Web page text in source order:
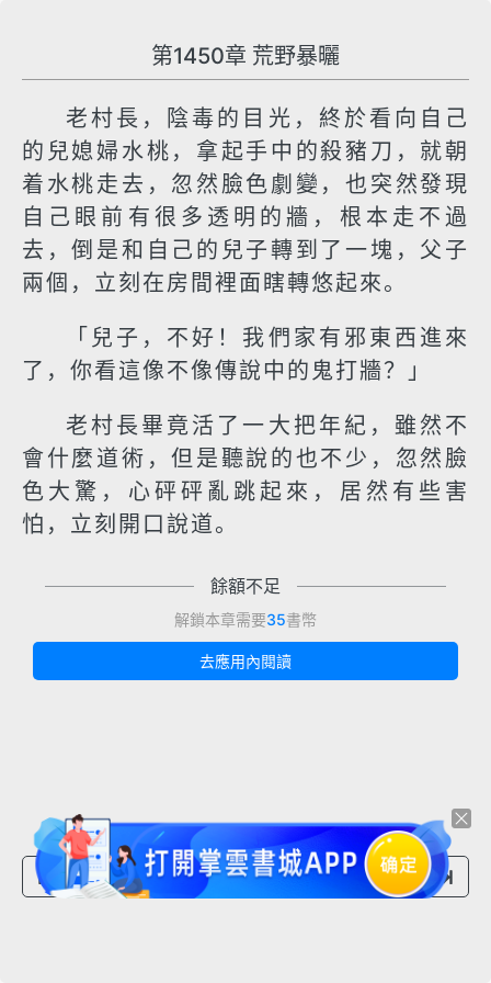
第1450章 荒野暴曬
老村長，陰毒的目光，終於看向自己
的兒媳婦水桃，拿起手中的殺豬刀，就朝
着水桃走去，忽然臉色劇變，也突然發現
自己眼前有很多透明的牆，根本走不過
去，倒是和自己的兒子轉到了一塊，父子
兩個，立刻在房間裡面瞎轉悠起來。
「兒子，不好！我們家有邪東西進來
了，你看這像不像傳說中的鬼打牆？」
老村長畢竟活了一大把年紀，雖然不
會什麼道術，但是聽說的也不少，忽然臉
色大驚，心砰砰亂跳起來，居然有些害
怕，立刻開口說道。
餘額不足
解鎖本章需要35書幣
去應用內閱讀
上一章節 下一章節